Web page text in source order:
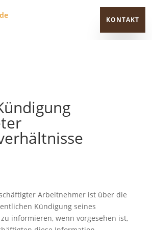
KONTAKT
Arbeitnehmer ist über die
Kündigung seines
informieren, wenn vorgesehen ist,